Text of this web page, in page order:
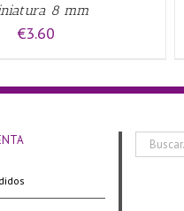
8 mm
€3.60
Buscar: